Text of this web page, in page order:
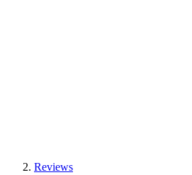
Reviews